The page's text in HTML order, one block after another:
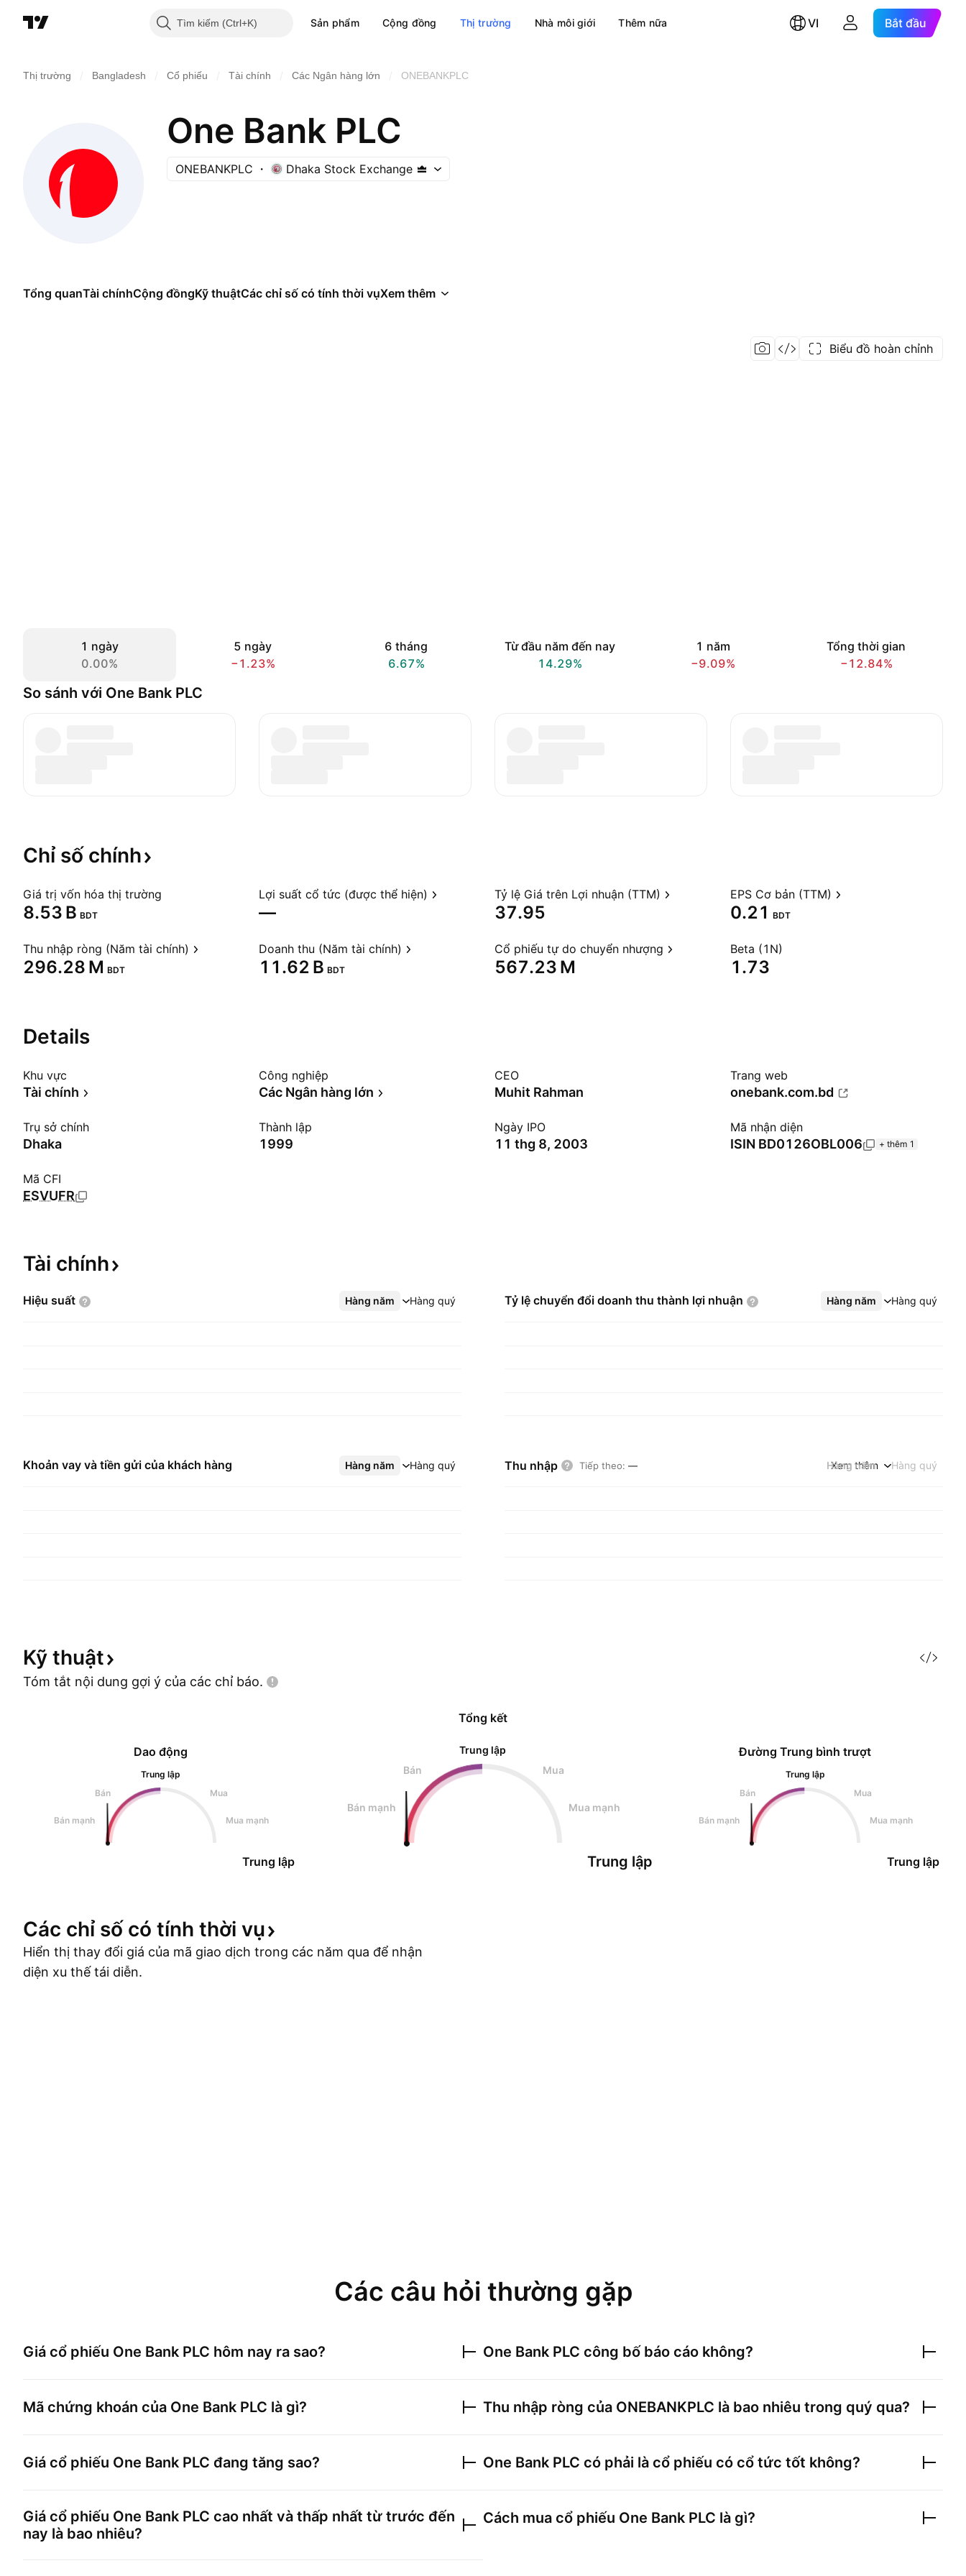
Tìm kiếm Sản phẩm Cộng đồng Thị trường Nhà môi giới Thêm nữa VI Bắt đầu
Thị trường Bangladesh Cổ phiếu Tài chính Các Ngân hàng lớn ONEBANKPLC
One Bank PLC
ONEBANKPLC Dhaka Stock Exchange
Tổng quanTài chínhCộng đồngKỹ thuậtCác chỉ số có tính thời vụXem thêm
Biểu đồ hoàn chỉnh
1 ngày
0.00%
5 ngày
−1.23%
6 tháng
6.67%
Từ đầu năm đến nay
14.29%
1 năm
−9.09%
Tổng thời gian
−12.84%
So sánh với One Bank PLC
Chỉ số chính
Giá trị vốn hóa thị trường
‪8.53 B‬ BDT
Lợi suất cổ tức (được thể hiện)
—
Tỷ lệ Giá trên Lợi nhuận (TTM)
37.95
EPS Cơ bản (TTM)
0.21 BDT
Thu nhập ròng (Năm tài chính)
‪296.28 M‬ BDT
Doanh thu (Năm tài chính)
‪11.62 B‬ BDT
Cổ phiếu tự do chuyển nhượng
‪567.23 M‬
Beta (1N)
1.73
Details
Khu vực
Tài chính
Công nghiệp
Các Ngân hàng lớn
CEO
Muhit Rahman
Trang web
onebank.com.bd
Trụ sở chính
Dhaka
Thành lập
1999
Ngày IPO
11 thg 8, 2003
Mã nhận diện
ISIN BD0126OBL006 + thêm 1
Mã CFI
ESVUFR
Tài chính
Hiệu suất Hàng năm Hàng quý
Xem thêm Tỷ lệ chuyển đổi doanh thu thành lợi nhuận Hàng năm Hàng quý
Xem thêm
Khoản vay và tiền gửi của khách hàng Hàng năm Hàng quý
Xem thêm Thu nhập Tiếp theo: — Hàng năm Hàng quý
Xem thêm
Kỹ thuật
Tóm tắt nội dung gợi ý của các chỉ báo.
Dao động
Trung lập
Bán
Mua
Bán mạnh Mua mạnh
Trung lập
Tổng kết
Trung lập
Bán
Mua
Bán mạnh Mua mạnh
Trung lập
Đường Trung bình trượt
Trung lập
Bán
Mua
Bán mạnh Mua mạnh
Trung lập
Các chỉ số có tính thời vụ
Hiển thị thay đổi giá của mã giao dịch trong các năm qua để nhận
diện xu thế tái diễn.
Các câu hỏi thường gặp
Giá cổ phiếu One Bank PLC hôm nay ra sao?
Mã chứng khoán của One Bank PLC là gì?
Giá cổ phiếu One Bank PLC đang tăng sao?
Giá cổ phiếu One Bank PLC cao nhất và thấp nhất từ trước đến
nay là bao nhiêu?
One Bank PLC công bố báo cáo không?
Thu nhập ròng của ONEBANKPLC là bao nhiêu trong quý qua?
One Bank PLC có phải là cổ phiếu có cổ tức tốt không?
Cách mua cổ phiếu One Bank PLC là gì?